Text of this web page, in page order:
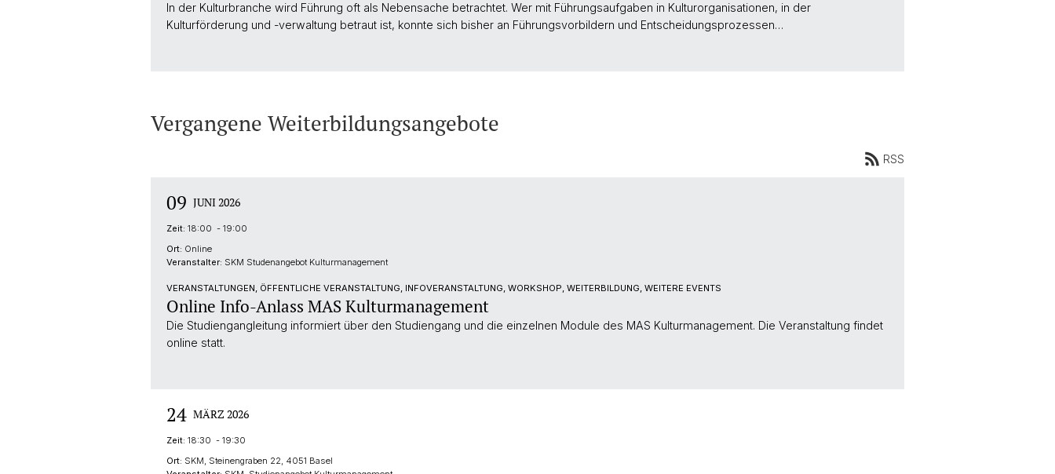
In der Kulturbranche wird Führung oft als Nebensache betrachtet. Wer mit Führungsaufgaben in Kulturorganisationen, in der
Kulturförderung und -verwaltung betraut ist, konnte sich bisher an Führungsvorbildern und Entscheidungsprozessen…
Vergangene Weiterbildungsangebote
RSS
09 JUNI 2026
Zeit: 18:00 - 19:00
Ort: Online
Veranstalter: SKM Studenangebot Kulturmanagement
VERANSTALTUNGEN, ÖFFENTLICHE VERANSTALTUNG, INFOVERANSTALTUNG, WORKSHOP, WEITERBILDUNG, WEITERE EVENTS
Online Info-Anlass MAS Kulturmanagement
Die Studiengangleitung informiert über den Studiengang und die einzelnen Module des MAS Kulturmanagement. Die Veranstaltung findet
online statt.
24 MÄRZ 2026
Zeit: 18:30 - 19:30
Ort: SKM, Steinengraben 22, 4051 Basel